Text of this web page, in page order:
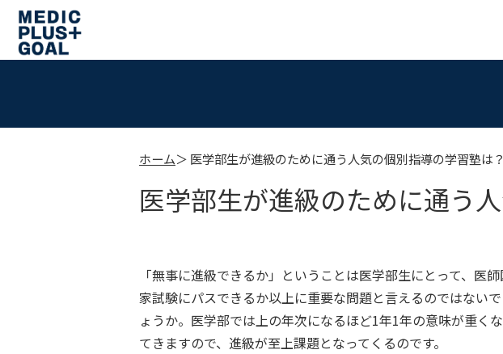
ホーム 医学部生が進級のために通う人気の個別指導の学習塾は？
医学部生が進級のために通う
「無事に進級できるか」ということは医学部生にとって、医師
家試験にパスできるか以上に重要な問題と言えるのではない
ょうか。医学部では上の年次になるほど1年1年の意味が重く
てきますので、進級が至上課題となってくるのです。